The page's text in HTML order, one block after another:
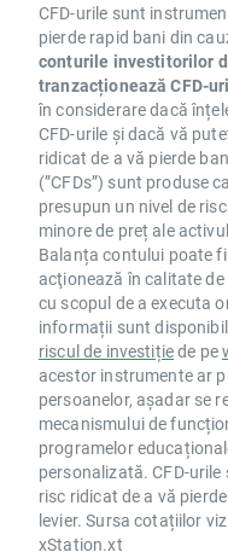
CFD-urile sunt
pierde rapid bani din
conturile investitorilor
tranzacționează CFD-
în considerare dacă
CFD-urile și dacă vă
ridicat de a vă pierde
(”CFDs”) sunt produse
presupun un nivel de
minore de preț ale
Balanța contului poate
acţionează în calitate
cu scopul de a executa
informații sunt
riscul de investițiede pe
acestor instrumente ar
persoanelor, așadar se
mecanismului de
programelor
personalizată. CFD-
risc ridicat de a vă
levier. Sursa cotațiilor
xStation.xt